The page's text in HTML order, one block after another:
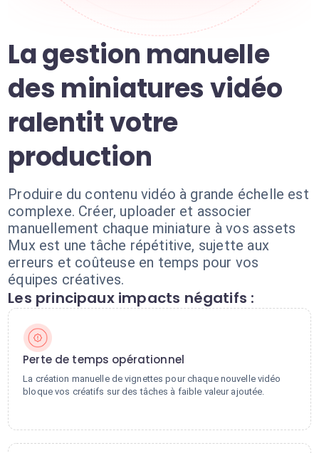
La gestion manuelle
des miniatures vidéo
ralentit votre
production
Produire du contenu vidéo à grande échelle est
complexe. Créer, uploader et associer
manuellement chaque miniature à vos assets
Mux est une tâche répétitive, sujette aux
erreurs et coûteuse en temps pour vos
équipes créatives.
Les principaux impacts négatifs :
Perte de temps opérationnel
La création manuelle de vignettes pour chaque nouvelle vidéo
bloque vos créatifs sur des tâches à faible valeur ajoutée.